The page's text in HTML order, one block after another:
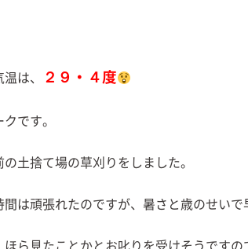
は、 ２９・４度
です。
土捨て場の草刈りをしました。
は頑張れたのですが、暑さと歳のせいで
ら見たことかとお叱りを受けそうですの